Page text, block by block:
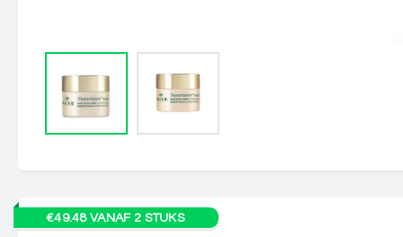
€49.48 VANAF 2 STUKS